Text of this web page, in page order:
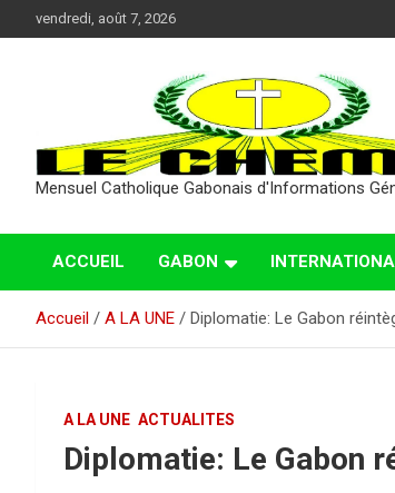
au
vendredi, août 7, 2026
Mensuel Catholique Gabonais d'Informations
ACCUEIL GABON
Accueil A LA UNE Diplomatie: Le Gabon
A LA UNE ACTUALITES
Diplomatie: Le Gabon